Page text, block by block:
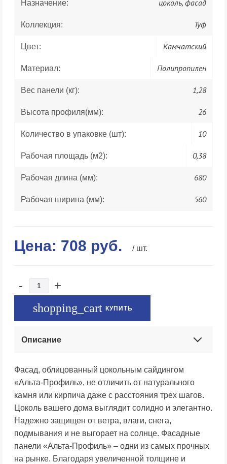
Назначение: цоколь, фасад
Коллекция: Туф
Цвет: Камчатский
Материал: Полипропилен
Вес панели (кг): 1,28
Высота профиля(мм): 26
Количество в упаковке (шт): 10
Рабочая площадь (м2): 0,38
Рабочая длина (мм): 680
Рабочая ширина (мм): 560
Цена: 708 руб. / шт.
- +
КУПИТЬ
Описание
Фасад, облицованный цокольным сайдингом
«Альта-Профиль», не отличить от натурального
камня или кирпича даже с расстояния трех шагов.
Цоколь вашего дома выглядит солидно и элегантно.
Надежно защищен от ветра, влаги, снега,
подмывания и не выгорает на солнце. Фасадные
панели «Альта-Профиль» – одни из самых прочных
на рынке. Благодаря увеличенной толщине и